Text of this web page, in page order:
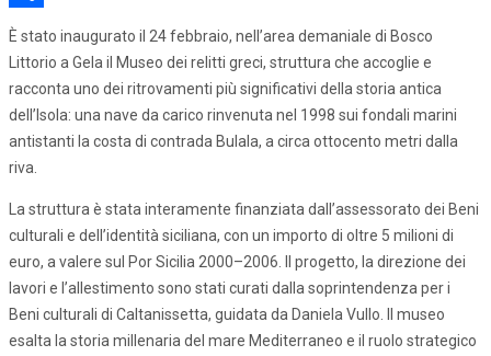
Share
È stato inaugurato il 24 febbraio, nell’area demaniale di Bosco
Littorio a Gela il Museo dei relitti greci, struttura che accoglie e
racconta uno dei ritrovamenti più significativi della storia antica
dell’Isola: una nave da carico rinvenuta nel 1998 sui fondali marini
antistanti la costa di contrada Bulala, a circa ottocento metri dalla
riva.
La struttura è stata interamente finanziata dall’assessorato dei Beni
culturali e dell’identità siciliana, con un importo di oltre 5 milioni di
euro, a valere sul Por Sicilia 2000–2006. Il progetto, la direzione dei
lavori e l’allestimento sono stati curati dalla soprintendenza per i
Beni culturali di Caltanissetta, guidata da Daniela Vullo. Il museo
esalta la storia millenaria del mare Mediterraneo e il ruolo strategico